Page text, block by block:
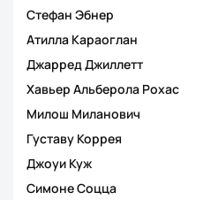
Стефан Эбнер
Атилла Караоглан
Джарред Джиллетт
Хавьер Альберола Рохас
Милош Миланович
Густаву Коррея
Джоуи Куж
Симоне Соцца